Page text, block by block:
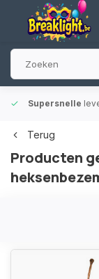
Supersnelle
Terug
Producten